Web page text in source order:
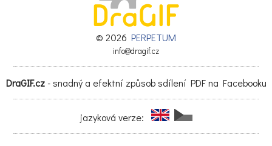
kategó riao čo i destopážforma
k nahrávke)
MEDart >> Rozhlasový príspevok
© 2026 PERPETUM
info@dragif.cz
DraGIF.cz- snadný a efektní způsob sdílení PDF na Facebooku
jazyková verze: